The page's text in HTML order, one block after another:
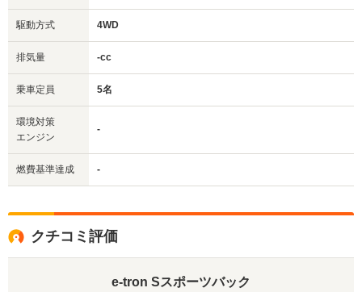
駆動方式 4WD
排気量 -cc
乗車定員 5名
環境対策
エンジン
-
燃費基準達成 -
クチコミ評価
e-tron Sスポーツバック